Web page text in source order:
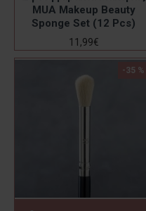
MUA Makeup Beauty
Sponge Set (12 Pcs)
11,99€
-35 %